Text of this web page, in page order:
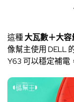
這種大瓦數＋大容
像幫主使用 DELL
Y63 可以穩定補電